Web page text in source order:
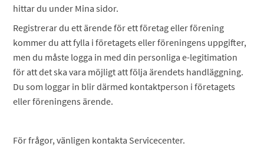
hittar du under Mina sidor.
Registrerar du ett ärende för ett företag eller förening
kommer du att fylla i företagets eller föreningens uppgifter,
men du måste logga in med din personliga e-legitimation
för att det ska vara möjligt att följa ärendets handläggning.
Du som loggar in blir därmed kontaktperson i företagets
eller föreningens ärende.
För frågor, vänligen kontakta Servicecenter.